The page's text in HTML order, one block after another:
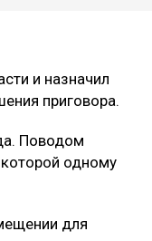
и назначил
приговора.
Поводом
одному
для